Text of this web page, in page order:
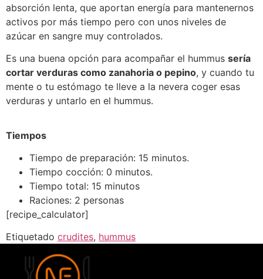
absorción lenta, que aportan energía para mantenernos
activos por más tiempo pero con unos niveles de
azúcar en sangre muy controlados.
Es una buena opción para acompañar el hummus sería
cortar verduras como zanahoria o pepino, y cuando tu
mente o tu estómago te lleve a la nevera coger esas
verduras y untarlo en el hummus.
Tiempos
Tiempo de preparación: 15 minutos.
Tiempo cocción: 0 minutos.
Tiempo total: 15 minutos
Raciones: 2 personas
[recipe_calculator]
Etiquetado crudites, hummus